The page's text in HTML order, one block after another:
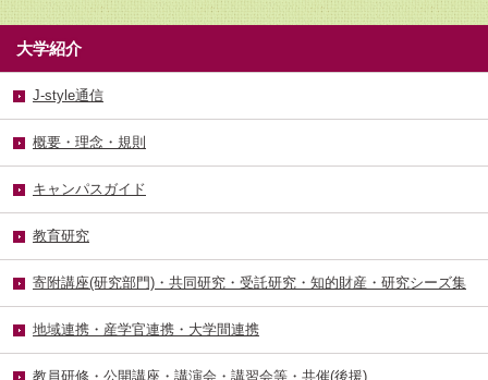
大学紹介
J-style通信
概要・理念・規則
キャンパスガイド
教育研究
寄附講座(研究部門)・共同研究・受託研究・知的財産・研究シーズ集
地域連携・産学官連携・大学間連携
教員研修・公開講座・講演会・講習会等・共催(後援)